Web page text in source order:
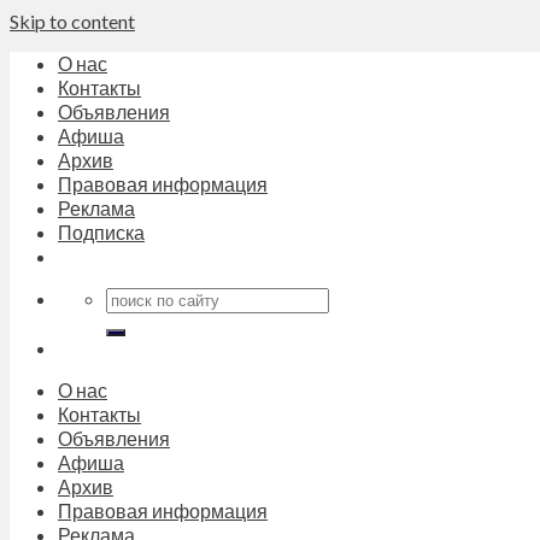
Skip to content
О нас
Контакты
Объявления
Афиша
Архив
Правовая информация
Реклама
Подписка
О нас
Контакты
Объявления
Афиша
Архив
Правовая информация
Реклама